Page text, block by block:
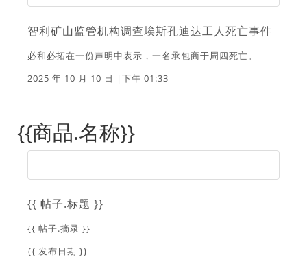
智利矿山监管机构调查埃斯孔迪达工人死亡事件
必和必拓在一份声明中表示，一名承包商于周四死亡。
2025 年 10 月 10 日 |下午 01:33
{{商品.名称}}
{{ 帖子.标题 }}
{{ 帖子.摘录 }}
{{ 发布日期 }}